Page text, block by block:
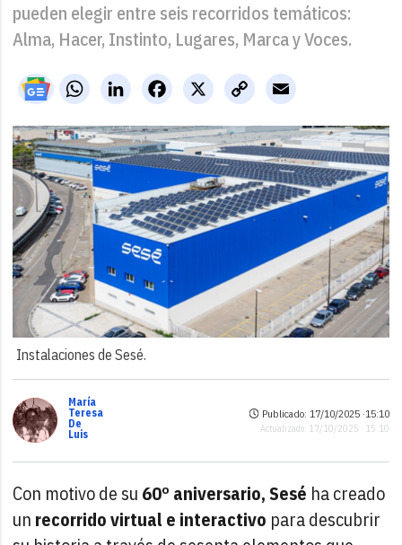
pueden elegir entre seis recorridos temáticos:
Alma, Hacer, Instinto, Lugares, Marca y Voces.
WhatsAppLinkedIn X
Facebook
Copy
Link
Email
Instalaciones de Sesé.
María
Teresa
De
Luis
Publicado: 17/10/2025 ·15:10
Actualizado: 17/10/2025 · 15:10
Con motivo de su 60º aniversario, Sesé ha creado
un recorrido virtual e interactivo para descubrir